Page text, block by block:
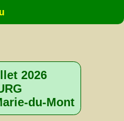
2026
du-Mont